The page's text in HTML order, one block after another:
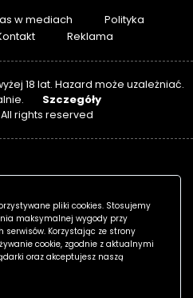
w mediach
Polityka
Reklama
18 lat. Hazard może uzależniać.
Szczegóły
rights reserved
pliki cookies. Stosujemy
maksymalnej wygody przy
serwisów. Korzystając ze strony
cookie, zgodnie z aktualnymi
oraz akceptujesz naszą